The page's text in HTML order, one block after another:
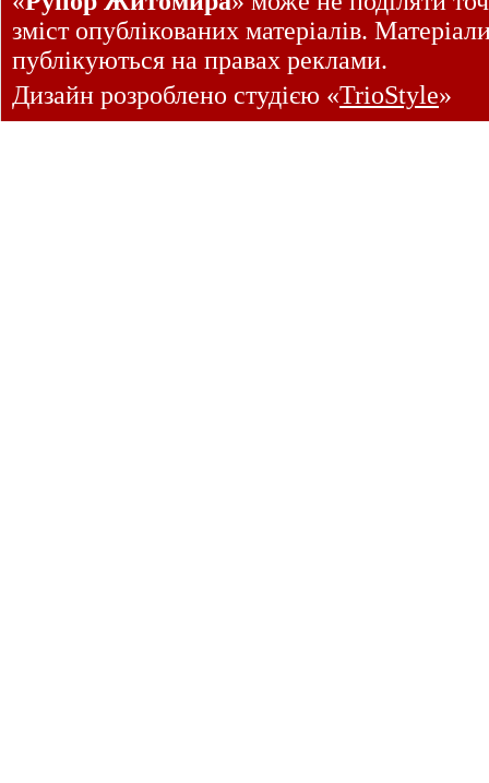
зміст опублікованих матеріалів.
публікуються на правах реклами.
Дизайн розроблено студією «TrioStyle»